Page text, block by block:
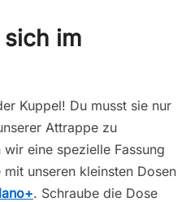
im
Kuppel! Du musst sie nur
Attrappe zu
eine spezielle Fassung
unseren kleinsten Dosen
. Schraube die Dose